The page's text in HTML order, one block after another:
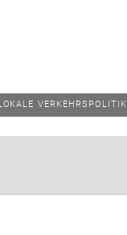
LOKALE VERKEHRSPOLITIK